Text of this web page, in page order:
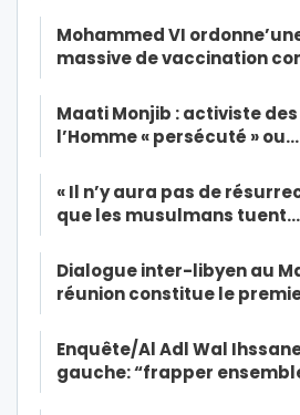
Mohammed VI
massive de vaccination
Maati Monjib : activiste
l’Homme « persécuté » ou…
« Il n’y aura pas de
que les musulmans tuent…
Dialogue inter-libyen au
réunion constitue le
Enquête/Al Adl Wal
gauche: “frapper